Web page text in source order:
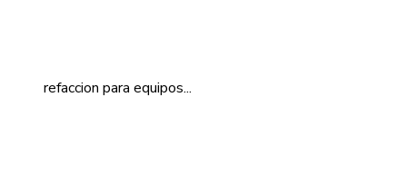
refaccion para equipos...